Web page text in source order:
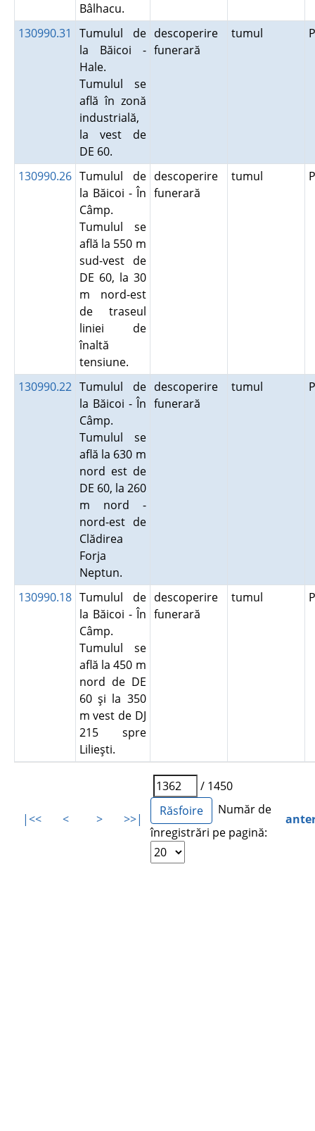
Bâlhacu.
130990.31
Tumulul de
la Băicoi -
Hale.
Tumulul se
află în zonă
industrială,
la vest de
DE 60.
descoperire
funerară
tumul
130990.26 Tumulul de
la Băicoi - În
Câmp.
Tumulul se
află la 550 m
sud-vest de
DE 60, la 30
m nord-est
de traseul
liniei de
înaltă
tensiune.
descoperire
funerară
tumul
130990.22 Tumulul de
la Băicoi - În
Câmp.
Tumulul se
află la 630 m
nord est de
DE 60, la 260
m nord -
nord-est de
Clădirea
Forja
Neptun.
descoperire
funerară
tumul
130990.18 Tumulul de
la Băicoi - În
Câmp.
Tumulul se
află la 450 m
nord de DE
60 şi la 350
m vest de DJ
215 spre
Lilieşti.
descoperire
funerară
tumul
|<< < > >>|
/ 1450
Număr de
înregistrări pe pagină: